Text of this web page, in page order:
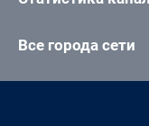
Все города сети